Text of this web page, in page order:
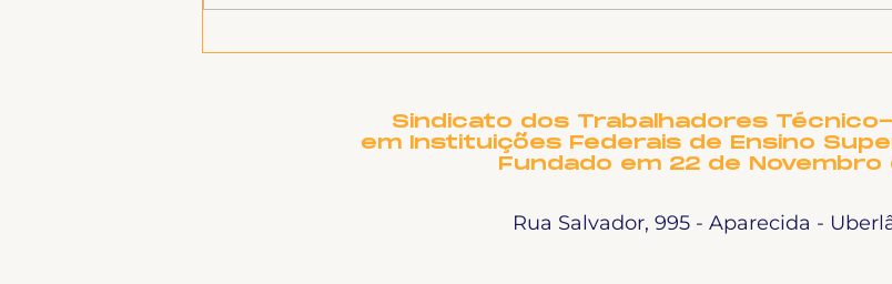
assédio e discriminação
na UFU: uma política
pela construção de
Sindicato dos Trabalhadores
em Instituições Federais de Ensino
Fundado em 22 de Novembro
Rua Salvador, 995 - Aparecida -